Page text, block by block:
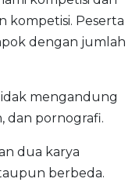
kompetisi. Peserta
dengan jumlah
mengandung
dan pornografi.
dua karya
berbeda.